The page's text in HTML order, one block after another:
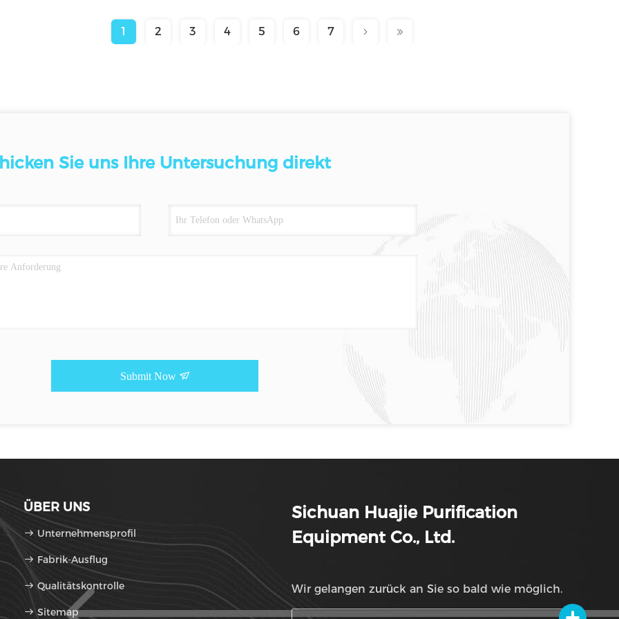
1 2 3 4 5 6 7
Sie uns Ihre Untersuchung direkt
Submit Now
ÜBER UNS
Unternehmensprofil
Fabrik-Ausflug
Qualitätskontrolle
Sitemap
Sichuan Huajie Purification
Equipment Co., Ltd.
Wir gelangen zurück an Sie so bald wie möglich.